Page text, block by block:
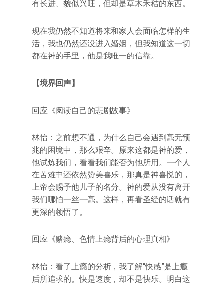
有长进、貌似兴旺，但却是草木禾秸的东西。
现在我仍然不知道将来和家人会面临怎样的生
活，我也仍然还没进入婚姻，但我知道这一切
都在神的手里，他是我唯一的信靠。
【境界回声】
回应《阅读自己的悲剧故事》
林怡：之前想不通，为什么自己会遇到毫无预
兆的困境中，那么艰辛。原来这都是神的爱，
他试炼我们，看看我们能否为他所用。一个人
在苦难中还依然赞美喜乐，那真是神喜悦的，
上帝会赐予他儿子的名分。神的爱从没有离开
我们哪怕一丝一毫。这样，再看圣经的话就有
更深的领悟了。
回应《赌瘾、色情上瘾背后的心理真相》
林怡：看了上瘾的分析，我了解“快感”是上瘾
后所追求的。快是速度，却不是快乐。明白这